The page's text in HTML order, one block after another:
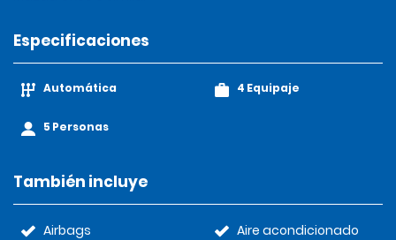
Especificaciones
Automática
5 Personas
4 Equipaje
También incluye
Airbags
Aire acondicionado